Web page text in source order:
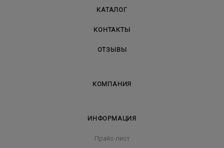
КАТАЛОГ
КОНТАКТЫ
ОТЗЫВЫ
КОМПАНИЯ
ИНФОРМАЦИЯ
Прайс-лист